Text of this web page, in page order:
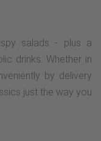
salads - plus a
drinks. Whether in
by delivery
just the way you